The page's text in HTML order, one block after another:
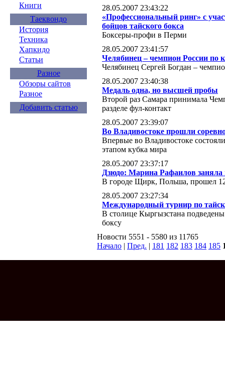
Книги
Таеквондо
История
Техника
Хапкидо
Статьи
Разное
Обзоры сайтов
Разное
Добавить статью
28.05.2007 23:43:22
«Профессиональный ринг» с
бойцов тайского бокса
Боксеры-профи в Перми
28.05.2007 23:41:57
Челябинец – чемпион России по
Челябинец Сергей Богдан –
28.05.2007 23:40:38
Медаль одна, но высшей пробы
Второй раз Самара принимала
разделе фул-контакт
28.05.2007 23:39:07
Во Владивостоке прошли
Впервые во Владивостоке
этапом кубка мира
28.05.2007 23:37:17
Дзюдо: Марина Рафаилов заняла
В городе Щирк, Польша, прошел
28.05.2007 23:27:34
Международный турнир по
В столице Кыргызстана
боксу
Новости 5551 - 5580 из 11765
Начало | Пред. | 181 182 183 184 185